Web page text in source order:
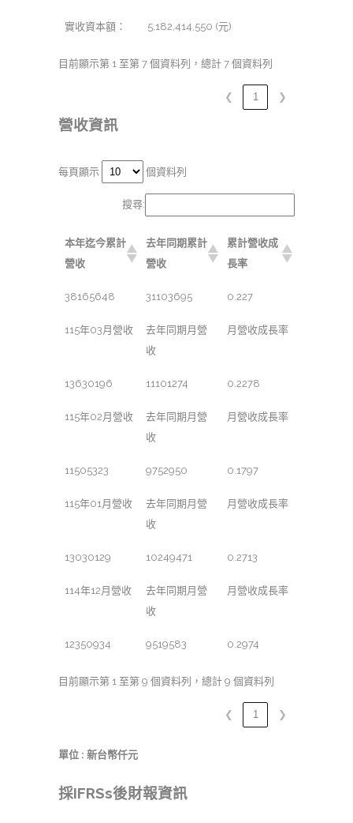
實收資本額： 5,182,414,550 (元)
目前顯示第 1 至第 7 個資料列，總計 7 個資料列
❮ 1 ❯
營收資訊
每頁顯示 個資料列
搜尋:
本年迄今累計
營收
去年同期累計
營收
累計營收成
長率
38165648 31103695 0.227
115年03月營收
去年同期月營
收
月營收成長率
13630196 11101274 0.2278
115年02月營收
去年同期月營
收
月營收成長率
11505323 9752950 0.1797
115年01月營收
去年同期月營
收
月營收成長率
13030129 10249471 0.2713
114年12月營收
去年同期月營
收
月營收成長率
12350934 9519583 0.2974
目前顯示第 1 至第 9 個資料列，總計 9 個資料列
❮ 1 ❯
單位 : 新台幣仟元
採IFRSs後財報資訊